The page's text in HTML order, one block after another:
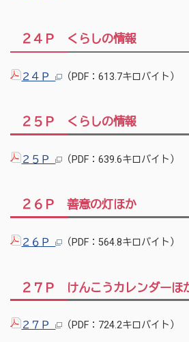
２４Ｐ くらしの情報
２４Ｐ （PDF：613.7キロバイト）
２５Ｐ くらしの情報
２５Ｐ （PDF：639.6キロバイト）
２６Ｐ 善意の灯ほか
２６Ｐ （PDF：564.8キロバイト）
２７Ｐ けんこうカレンダーほ
２７Ｐ （PDF：724.2キロバイト）